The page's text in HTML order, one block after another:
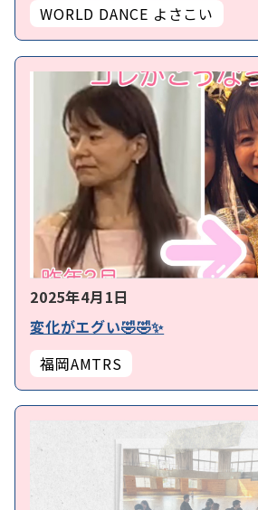
WORLD DANCE よさこい
2025年4月1日
変化がエグい🤣🤣✨
福岡AMTRS